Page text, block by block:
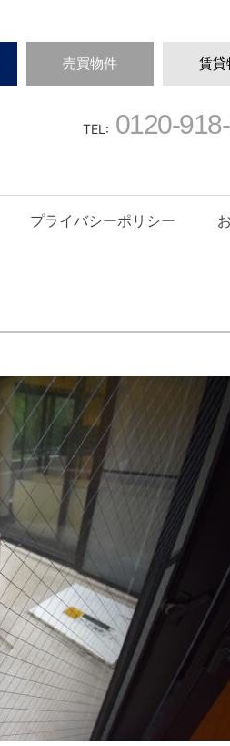
売買物件 賃貸
TEL: 0120-
プライバシーポリシー